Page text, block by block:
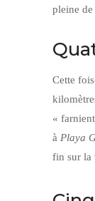
pleine
Cette
«
à Playa
fin sur la